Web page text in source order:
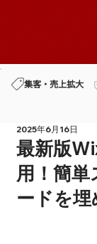
集客・売上拡大
最新版
用！簡
ードを
2025年6月16日